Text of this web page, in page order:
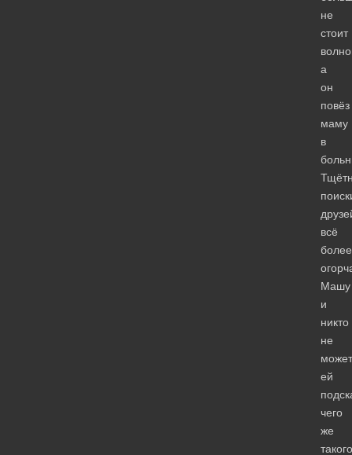
не
стоит
а
он
повёз
маму
в
всё
более
Машу
и
никто
не
может
ей
чего
же
такого